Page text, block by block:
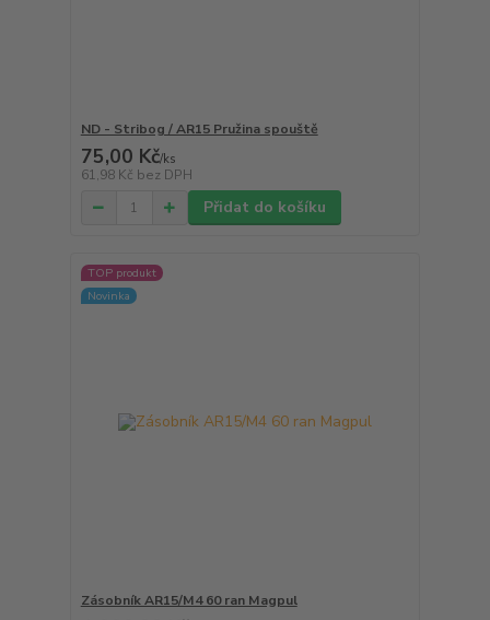
ND - Stribog / AR15 Pružina spouště
75,00 Kč/ks
61,98 Kč bez DPH
Přidat do košíku
TOP produkt
Novinka
Zásobník AR15/M4 60 ran Magpul